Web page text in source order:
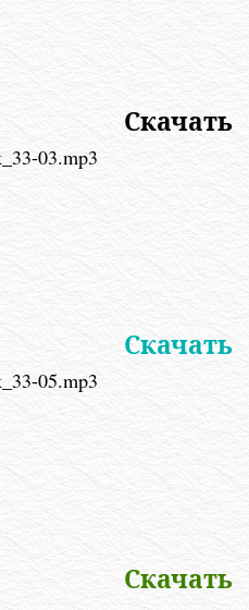
Скачать
03.mp3
Скачать
05.mp3
Скачать